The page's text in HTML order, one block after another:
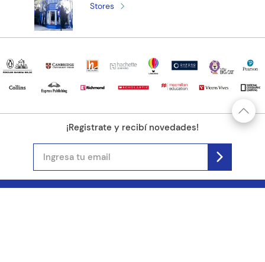
Stores
¡Registrate y recibí novedades!